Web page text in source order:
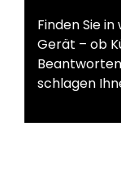
Finden Sie
Gerät – ob
schlagen